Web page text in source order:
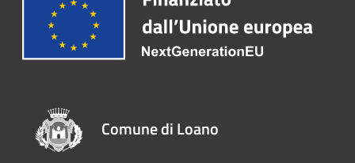
Comune di Loano